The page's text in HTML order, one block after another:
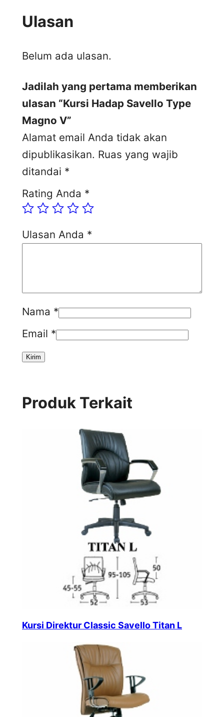
Ulasan
Belum ada ulasan.
Jadilah yang pertama memberikan
ulasan “Kursi Hadap Savello Type
Magno V”
Alamat email Anda tidak akan
dipublikasikan. Ruas yang wajib
ditandai *
Rating Anda *
Ulasan Anda *
Nama *
Email *
Produk Terkait
Kursi Direktur Classic Savello Titan L